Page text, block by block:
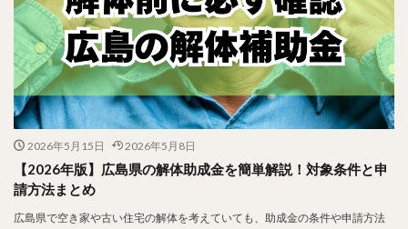
2026年5月15日 2026年5月8日
【2026年版】広島県の解体助成金を簡単解説！対象条件と申
請方法まとめ
広島県で空き家や古い住宅の解体を考えていても、助成金の条件や申請方法